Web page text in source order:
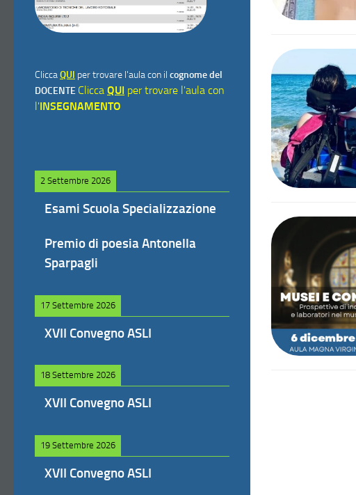
CliccaQUI per trovare l'aula con il cognome del
DOCENTE Clicca QUI per trovare l'aula con
l'INSEGNAMENTO
2 Settembre 2026
Esami Scuola Specializzazione
Premio di poesia Antonella
Sparpagli
17 Settembre 2026
XVII Convegno ASLI
18 Settembre 2026
XVII Convegno ASLI
19 Settembre 2026
XVII Convegno ASLI